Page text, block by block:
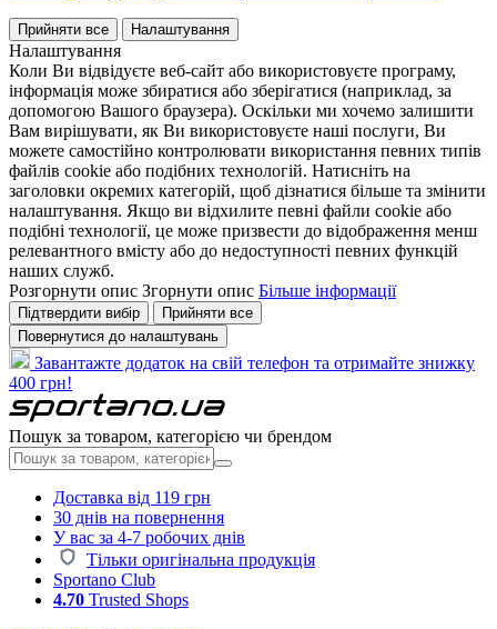
Прийняти все Налаштування
Налаштування
Коли Ви відвідуєте веб-сайт або використовуєте програму,
інформація може збиратися або зберігатися (наприклад, за
допомогою Вашого браузера). Оскільки ми хочемо залишити
Вам вирішувати, як Ви використовуєте наші послуги, Ви
можете самостійно контролювати використання певних типів
файлів cookie або подібних технологій. Натисніть на
заголовки окремих категорій, щоб дізнатися більше та змінити
налаштування. Якщо ви відхилите певні файли cookie або
подібні технології, це може призвести до відображення менш
релевантного вмісту або до недоступності певних функцій
наших служб.
Розгорнути опис Згорнути опис Більше інформації
Підтвердити вибір
Прийняти все
Повернутися до налаштувань
Завантажте додаток на свій телефон та отримайте знижку
400 грн!
Пошук за товаром, категорією чи брендом
Доставка від 119 грн
30 днів на повернення
У вас за 4-7 робочих днів
Тільки оригінальна продукція
Sportano Club
4.70 Trusted Shops